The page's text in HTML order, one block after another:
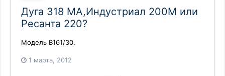
Дуга 318 МА,Индустриал 200М или
Ресанта 220?
Модель В161/30.
1 марта, 2012